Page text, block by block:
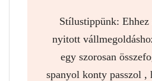
Stílustippünk: Ehhez
nyitott
egy szorosan
spanyol konty passzol ,